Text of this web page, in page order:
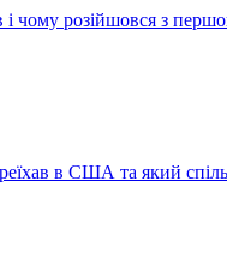
і чому розійшовся з
в США та який